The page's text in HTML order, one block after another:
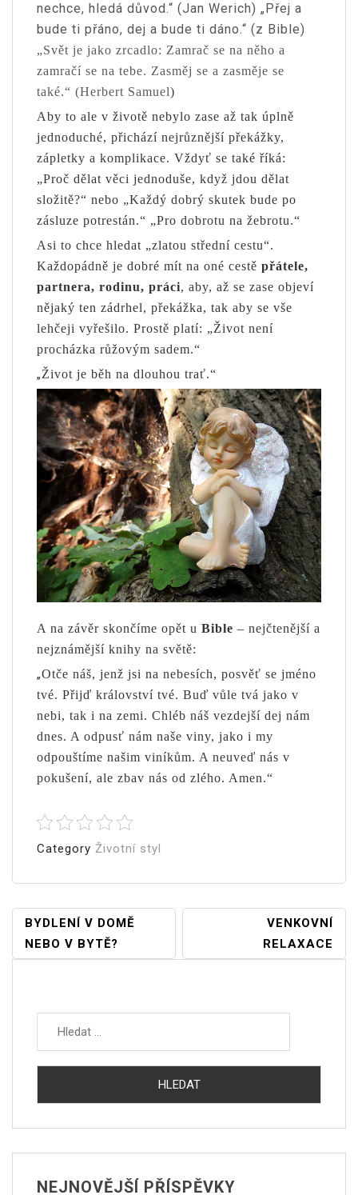
nechce, hledá důvod.“ (Jan Werich) „Přej a
bude ti přáno, dej a bude ti dáno.“ (z Bible)
„Svět je jako zrcadlo: Zamrač se na něho a
zamračí se na tebe. Zasměj se a zasměje se
také.“ (Herbert Samuel)
Aby to ale v životě nebylo zase až tak úplně
jednoduché, přichází nejrůznější překážky,
zápletky a komplikace. Vždyť se také říká:
„Proč dělat věci jednoduše, když jdou dělat
složitě?“ nebo „Každý dobrý skutek bude po
zásluze potrestán.“ „Pro dobrotu na žebrotu.“
Asi to chce hledat „zlatou střední cestu“.
Každopádně je dobré mít na oné cestě přátele,
partnera, rodinu, práci, aby, až se zase objeví
nějaký ten zádrhel, překážka, tak aby se vše
lehčeji vyřešilo. Prostě platí: „Život není
procházka růžovým sadem.“
„Život je běh na dlouhou trať.“
A na závěr skončíme opět u Bible – nejčtenější a
nejznámější knihy na světě:
„Otče náš, jenž jsi na nebesích, posvěť se jméno
tvé. Přijď království tvé. Buď vůle tvá jako v
nebi, tak i na zemi. Chléb náš vezdejší dej nám
dnes. A odpusť nám naše viny, jako i my
odpouštíme našim viníkům. A neuveď nás v
pokušení, ale zbav nás od zlého. Amen.“
Category Životní styl
Navigace
Pro
BYDLENÍ V DOMĚ
NEBO V BYTĚ?
VENKOVNÍ
RELAXACE
NEJNOVĚJŠÍ PŘÍSPĚVKY